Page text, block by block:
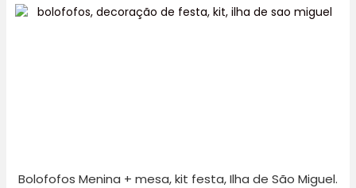
Bolofofos Menina + mesa, kit festa, Ilha de São Miguel.